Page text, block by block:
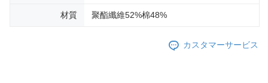
材質 聚酯纖維52%棉48%
カスタマーサービス